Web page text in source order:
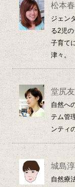
松本
ジェン
る2児
子育て
津々。
堂尻
自然へ
テム管
ンティ
城島
自然療